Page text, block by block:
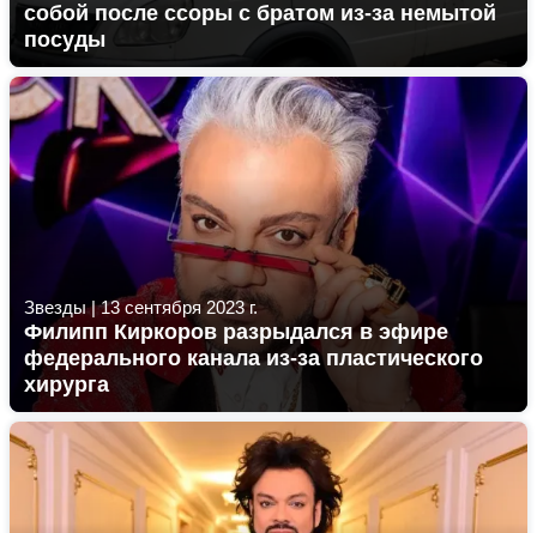
собой после ссоры с братом из-за немытой
посуды
Звезды|13 сентября 2023 г.
Филипп Киркоров разрыдался в эфире
федерального канала из-за пластического
хирурга